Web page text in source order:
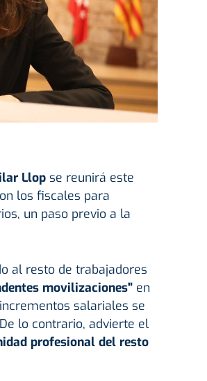
Llop se reunirá este
los fiscales para
un paso previo a la
al resto de trabajadores
movilizaciones" en
salariales se
lo contrario, advierte el
profesional del resto